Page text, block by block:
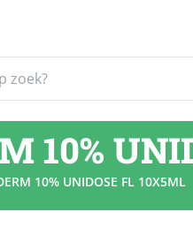
10%
10% UNIDOSE FL 10X5ML